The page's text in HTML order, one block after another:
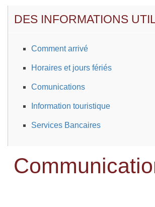
DES INFORMATIONS
Comment arrivé
Horaires et jours fériés
Comunications
Information touristique
Services Bancaires